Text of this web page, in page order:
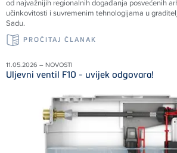
od najvažnijih regionalnih događanja posvećenih
učinkovitosti i suvremenim tehnologijama u
Sadu.
PROČITAJ ČLANAK
11.05.2026 – NOVOSTI
Uljevni ventil F10 - uvijek odgovara!